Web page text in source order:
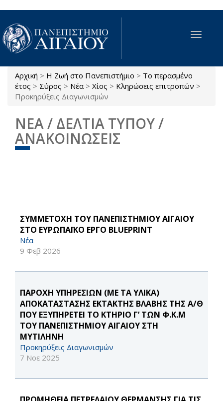
Παράκαμψη προς το κυρίως περιεχόμενο
Toggle
Είστε εδώ
Αρχική > Η Ζωή στο Πανεπιστήμιο > Το περασμένο
έτος > Σύρος > Νέα > Χίος > Κληρώσεις επιτροπών >
Προκηρύξεις Διαγωνισμών
ΝΕΑ / ΔΕΛΤΙΑ ΤΥΠΟΥ /
ΑΝΑΚΟΙΝΩΣΕΙΣ
ΣΥΜΜΕΤΟΧΗ ΤΟΥ ΠΑΝΕΠΙΣΤΗΜΙΟΥ ΑΙΓΑΙΟΥ
ΣΤΟ ΕΥΡΩΠΑΪΚΟ ΕΡΓΟ BLUEPRINT
Νέα
9 Φεβ 2026
ΠΑΡΟΧΗ ΥΠΗΡΕΣΙΩΝ (ΜΕ ΤΑ ΥΛΙΚΑ)
ΑΠΟΚΑΤΑΣΤΑΣΗΣ ΕΚΤΑΚΤΗΣ ΒΛΑΒΗΣ ΤΗΣ Α/Θ
ΠΟΥ ΕΞΥΠΗΡΕΤΕΙ ΤΟ ΚΤΗΡΙΟ Γ’ ΤΩΝ Φ.Κ.Μ
ΤΟΥ ΠΑΝΕΠΙΣΤΗΜΙΟΥ ΑΙΓΑΙΟΥ ΣΤΗ
ΜΥΤΙΛΗΝΗ
Προκηρύξεις Διαγωνισμών
7 Νοε 2025